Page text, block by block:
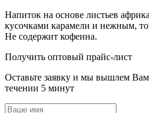
Напиток на основе листьев
кусочками карамели и нежным,
Не содержит кофеина.
Получить оптовый прайс-лист
Оставьте заявку и мы вышлем
течении 5 минут